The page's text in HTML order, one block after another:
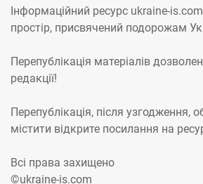
Інформаційний ресурс ukraine-
простір, присвячений подорожам
Перепублікація матеріалів
редакції!
Перепублікація, після узгодження,
містити відкрите посилання на
Всі права захищено
©ukraine-is.com